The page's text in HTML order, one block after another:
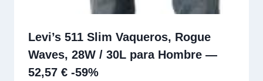
Levi’s 511 Slim Vaqueros, Rogue
Waves, 28W / 30L para Hombre —
52,57 € -59%